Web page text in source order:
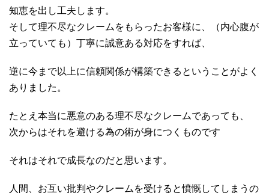
知恵を出し工夫します。
そして理不尽なクレームをもらったお客様に、（内心腹が
立っていても）丁寧に誠意ある対応をすれば、
逆に今まで以上に信頼関係が構築できるということがよく
ありました。
たとえ本当に悪意のある理不尽なクレームであっても、
次からはそれを避ける為の術が身につくものです
それはそれで成長なのだと思います。
人間、お互い批判やクレームを受けると憤慨してしまうの